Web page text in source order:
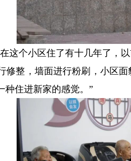
这个小区住了有十几年了，
修整，墙面进行粉刷，小区
种住进新家的感觉。”